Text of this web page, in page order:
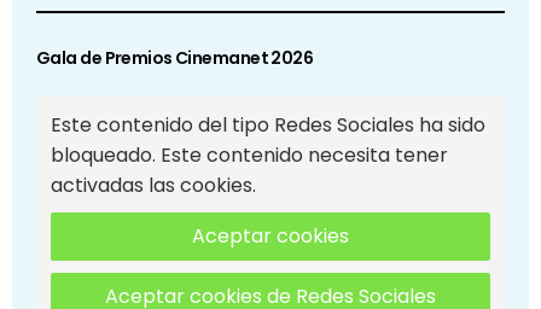
Gala de Premios Cinemanet 2026
Este contenido del tipo Redes Sociales ha sido
bloqueado. Este contenido necesita tener
activadas las cookies.
Aceptar cookies
Aceptar cookies de Redes Sociales